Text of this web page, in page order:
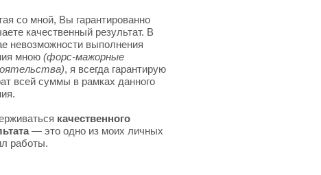
со мной, Вы гарантированно
качественный результат. В
невозможности выполнения
мною(форс-мажорные
, я всегда гарантирую
всей суммы в рамках данного
качественного
— это одно из моих личных
работы.